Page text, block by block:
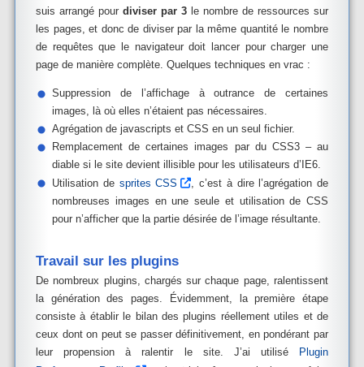
suis arrangé pour diviser par 3 le nombre de ressources sur
les pages, et donc de diviser par la même quantité le nombre
de requêtes que le navigateur doit lancer pour charger une
page de manière complète. Quelques techniques en vrac :
Suppression de l’affichage à outrance de certaines
images, là où elles n’étaient pas nécessaires.
Agrégation de javascripts et CSS en un seul fichier.
Remplacement de certaines images par du CSS3 – au
diable si le site devient illisible pour les utilisateurs d’IE6.
Utilisation de sprites CSS
, c’est à dire l’agrégation de
nombreuses images en une seule et utilisation de CSS
pour n’afficher que la partie désirée de l’image résultante.
Travail sur les plugins
De nombreux plugins, chargés sur chaque page, ralentissent
la génération des pages. Évidemment, la première étape
consiste à établir le bilan des plugins réellement utiles et de
ceux dont on peut se passer définitivement, en pondérant par
leur propension à ralentir le site. J’ai utilisé
Plugin